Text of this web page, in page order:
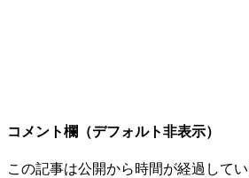
コメント欄（デフォルト非表示）
この記事は公開から時間が経過して